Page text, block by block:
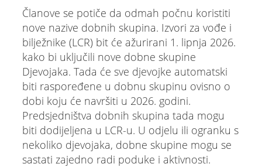
Članove se potiče da odmah počnu koristiti
nove nazive dobnih skupina. Izvori za vođe i
bilježnike (LCR) bit će ažurirani 1. lipnja 2026.
kako bi uključili nove dobne skupine
Djevojaka. Tada će sve djevojke automatski
biti raspoređene u dobnu skupinu ovisno o
dobi koju će navršiti u 2026. godini.
Predsjedništva dobnih skupina tada mogu
biti dodijeljena u LCR-u. U odjelu ili ogranku s
nekoliko djevojaka, dobne skupine mogu se
sastati zajedno radi poduke i aktivnosti.